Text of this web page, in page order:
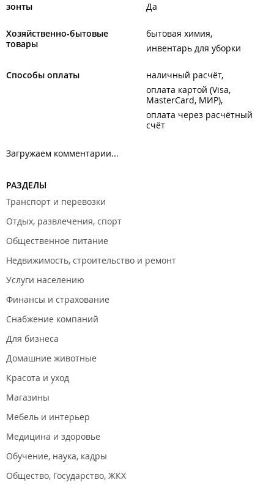
зонты Да
Хозяйственно-бытовые
товары
бытовая химия
инвентарь для уборки
Способы оплаты
наличный расчёт
оплата картой (Visa,
MasterCard, МИР)
оплата через расчётный
счёт
Загружаем комментарии...
РАЗДЕЛЫ
Транспорт и перевозки
Отдых, развлечения, спорт
Общественное питание
Недвижимость, строительство и ремонт
Услуги населению
Финансы и страхование
Снабжение компаний
Для бизнеса
Домашние животные
Красота и уход
Магазины
Мебель и интерьер
Медицина и здоровье
Обучение, наука, кадры
Общество, Государство, ЖКХ